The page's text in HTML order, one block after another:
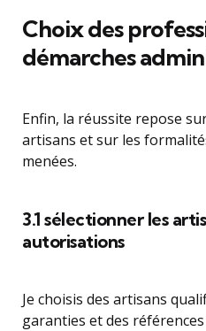
Choix des
démarches
Enfin, la réussite repose
artisans et sur les
menées.
3.1 sélectionner les
autorisations
Je choisis des artisans
garanties et des